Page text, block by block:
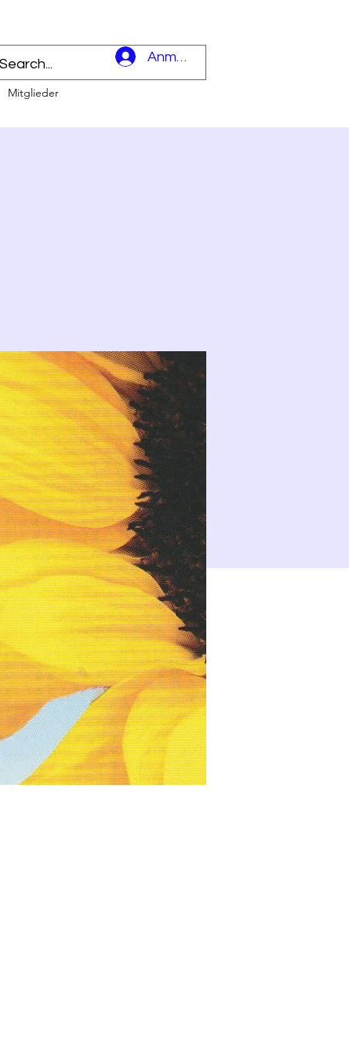
Anmelden
Mitglieder